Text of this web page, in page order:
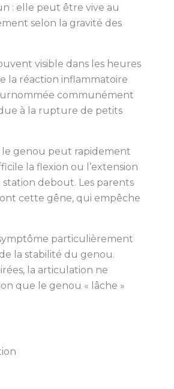
: elle peut être vive au
selon la gravité des
visible dans les heures
la réaction inflammatoire
communément
à la rupture de petits
genou peut rapidement
la flexion ou l’extension
debout. Les parents
cette gêne, qui empêche
particulièrement
la stabilité du genou.
la articulation ne
que le genou « lâche »